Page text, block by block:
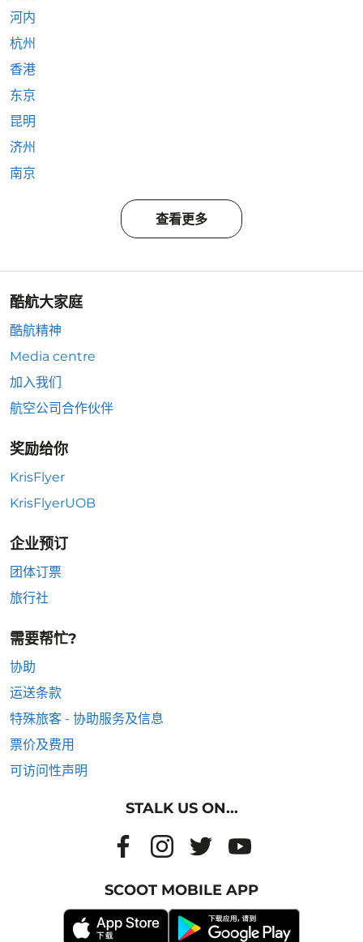
河内
杭州
香港
东京
昆明
济州
南京
查看更多
酷航大家庭
酷航精神
Media centre
加入我们
航空公司合作伙伴
奖励给你
KrisFlyer
KrisFlyerUOB
企业预订
团体订票
旅行社
需要帮忙?
协助
运送条款
特殊旅客 - 协助服务及信息
票价及费用
可访问性声明
STALK US ON...
SCOOT MOBILE APP